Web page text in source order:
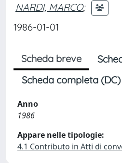
NARDI, MARCO;
1986-01-01
Scheda breve
Scheda completa (DC)
Anno
1986
Appare nelle tipologie:
4.1 Contributo in Atti di